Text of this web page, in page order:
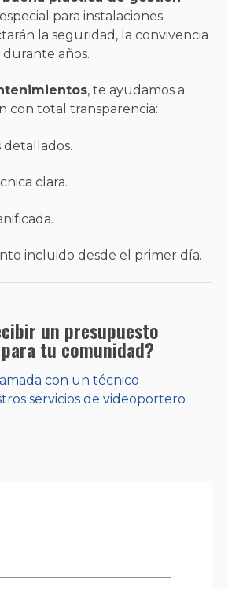
para instalaciones
la seguridad, la convivencia
años.
, te ayudamos a
con total transparencia:
clara.
incluido desde el primer día.
un presupuesto
tu comunidad?
con un técnico
servicios de videoportero